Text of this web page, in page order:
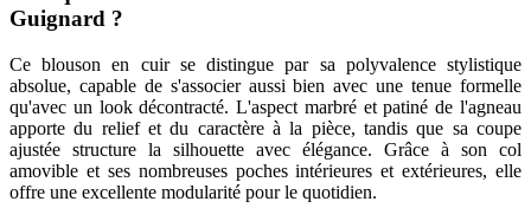
Guignard ?
Ce blouson en cuir se distingue par sa polyvalence stylistique
absolue, capable de s'associer aussi bien avec une tenue formelle
qu'avec un look décontracté. L'aspect marbré et patiné de l'agneau
apporte du relief et du caractère à la pièce, tandis que sa coupe
ajustée structure la silhouette avec élégance. Grâce à son col
amovible et ses nombreuses poches intérieures et extérieures, elle
offre une excellente modularité pour le quotidien.